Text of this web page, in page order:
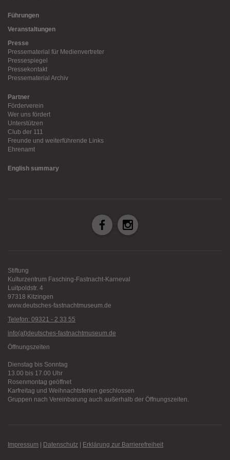
Führungen
Veranstaltungen
Presse
Pressematerial für Medienvertreter
Pressespiegel
Pressekontakt
Pressematerial Archiv
Partner
Förderverein
Wer uns fördert
Unterstützen
Club der 111
Freunde und weiterführende Links
Ehrenamt
English summary
Stiftung
Kulturzentrum Fasching-Fastnacht-Karneval
Luitpoldstr. 4
97318 Kitzingen
www.deutsches-fastnachtmuseum.de
Telefon: 09321 - 2 33 55
info(at)deutsches-fastnachtmuseum.de
Öffnungszeiten
Dienstag bis Sonntag
13.00 bis 17.00 Uhr
Rosenmontag geöffnet
Karfreitag und Weihnachtsferien geschlossen
Gruppen nach Vereinbarung auch außerhalb der Öffnungszeiten.
Impressum | Datenschutz | Erklärung zur Barrierefreiheit